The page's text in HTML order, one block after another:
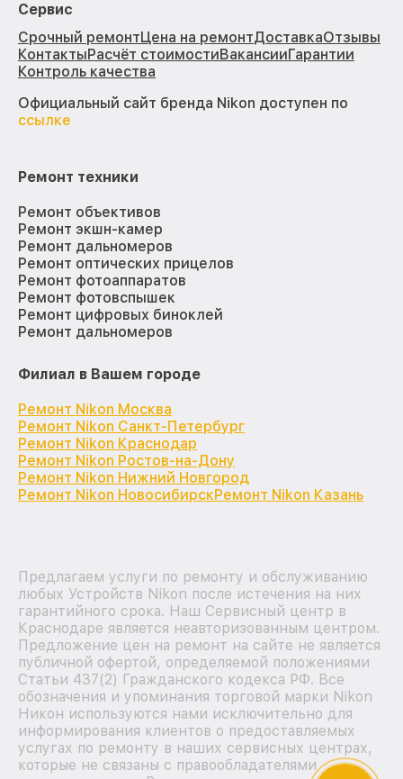
Сервис
Срочный ремонтЦена на ремонтДоставкаОтзывы
КонтактыРасчёт стоимостиВакансииГарантии
Контроль качества
Официальный сайт бренда Nikon доступен по
ссылке
Ремонт техники
Ремонт объективов
Ремонт экшн-камер
Ремонт дальномеров
Ремонт оптических прицелов
Ремонт фотоаппаратов
Ремонт фотовспышек
Ремонт цифровых биноклей
Ремонт дальномеров
Филиал в Вашем городе
Ремонт Nikon Москва
Ремонт Nikon Санкт-Петербург
Ремонт Nikon Краснодар
Ремонт Nikon Ростов-на-Дону
Ремонт Nikon Нижний Новгород
Ремонт Nikon НовосибирскРемонт Nikon Казань
Предлагаем услуги по ремонту и обслуживанию
любых Устройств Nikon после истечения на них
гарантийного срока. Наш Сервисный центр в
Краснодаре является неавторизованным центром.
Предложение цен на ремонт на сайте не является
публичной офертой, определяемой положениями
Статьи 437(2) Гражданского кодекса РФ. Все
обозначения и упоминания торговой марки Nikon
Никон используются нами исключительно для
информирования клиентов о предоставляемых
услугах по ремонту в наших сервисных центрах,
которые не связаны с правообладателями